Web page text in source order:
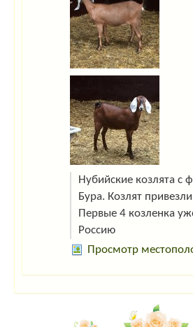
Нубийские козлята с
Бура. Козлят
Первые 4 козленка
Россию
Просмотр